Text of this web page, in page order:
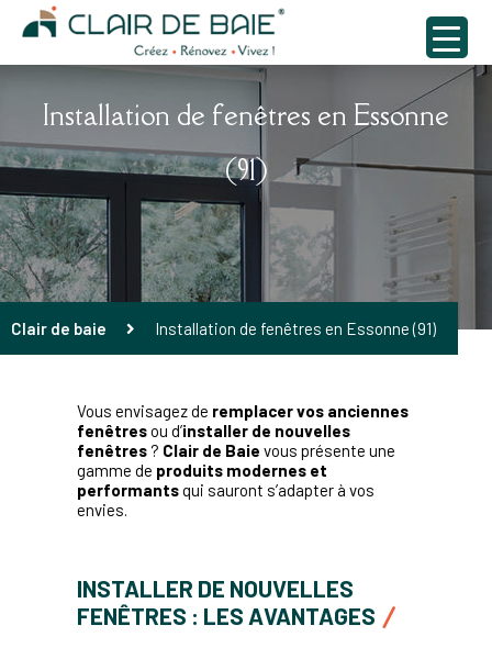
Installation de fenêtres en Essonne
(91)
Clair de baie Installation de fenêtres en Essonne (91)
Vous envisagez de remplacer vos anciennes
fenêtresou d’installer de nouvelles
fenêtres ? Clair de Baie vous présente une
gamme de produits modernes et
performantsqui sauront s’adapter à vos
envies.
INSTALLER DE NOUVELLES
FENÊTRES : LES AVANTAGES